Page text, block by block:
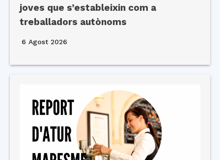
joves que s’estableixin com a
treballadors autònoms
6 Agost 2026